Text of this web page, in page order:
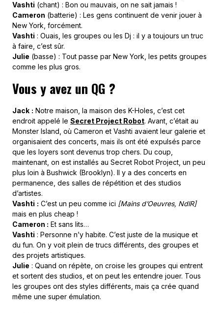
Vashti (chant) : Bon ou mauvais, on ne sait jamais !
Cameron (batterie) : Les gens continuent de venir jouer à
New York, forcément.
Vashti : Ouais, les groupes ou les Dj : il y a toujours un truc
à faire, c’est sûr.
Julie (basse) : Tout passe par New York, les petits groupes
comme les plus gros.
Vous y avez un QG ?
Jack : Notre maison, la maison des K-Holes, c’est cet
endroit appelé le Secret Project Robot. Avant, c’était au
Monster Island, où Cameron et Vashti avaient leur galerie et
organisaient des concerts, mais ils ont été expulsés parce
que les loyers sont devenus trop chers. Du coup,
maintenant, on est installés au Secret Robot Project, un peu
plus loin à Bushwick (Brooklyn). Il y a des concerts en
permanence, des salles de répétition et des studios
d’artistes.
Vashti : C’est un peu comme ici [Mains d’Oeuvres, NdlR]
mais en plus cheap !
Cameron : Et sans lits…
Vashti : Personne n’y habite. C’est juste de la musique et
du fun. On y voit plein de trucs différents, des groupes et
des projets artistiques.
Julie : Quand on répète, on croise les groupes qui entrent
et sortent des studios, et on peut les entendre jouer. Tous
les groupes ont des styles différents, mais ça crée quand
même une super émulation.